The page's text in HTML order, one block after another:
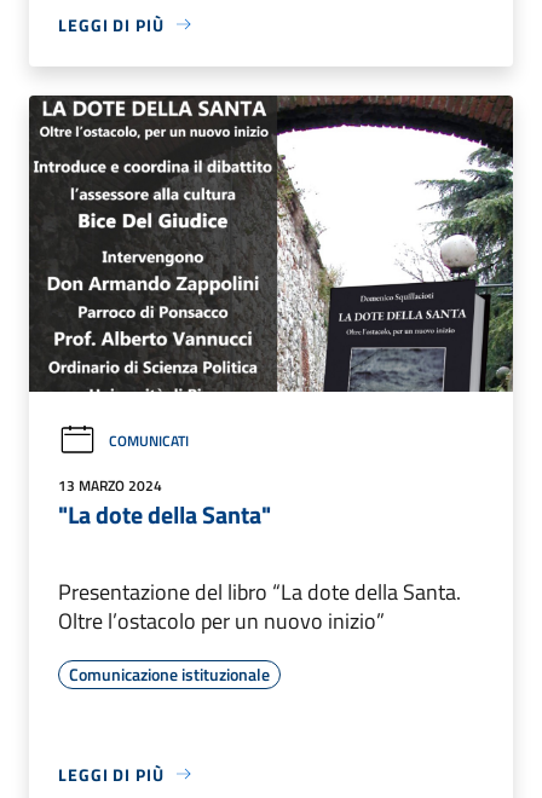
LEGGI DI PIÙ
COMUNICATI
13 MARZO 2024
"La dote della Santa"
Presentazione del libro “La dote della Santa.
Oltre l’ostacolo per un nuovo inizio”
Comunicazione istituzionale
LEGGI DI PIÙ